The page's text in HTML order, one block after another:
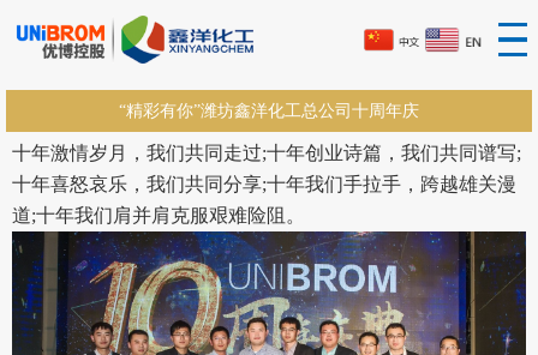
“精彩有你”潍坊鑫洋化工总公司十周年庆
十年激情岁月，我们共同走过;十年创业诗篇，我们共同谱写;
十年喜怒哀乐，我们共同分享;十年我们手拉手，跨越雄关漫
道;十年我们肩并肩克服艰难险阻。